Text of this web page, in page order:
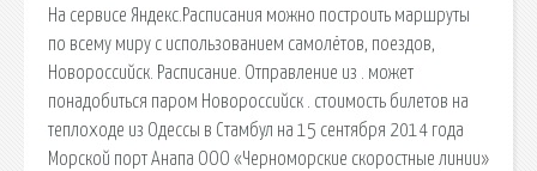
На сервисе Яндекс.Расписания можно построить маршруты
по всему миру с использованием самолётов, поездов,
Новороссийск. Расписание. Отправление из . может
понадобиться паром Новороссийск . стоимость билетов на
теплоходе из Одессы в Стамбул на 15 сентября 2014 года
Морской порт Анапа ООО «Черноморские скоростные линии»